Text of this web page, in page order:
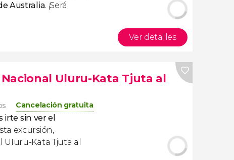
Australia. ¡Será
Ver detalles
Uluru-Kata Tjuta al
Cancelación gratuita
irte sin ver el
excursión,
UIuru-Kata Tjuta al